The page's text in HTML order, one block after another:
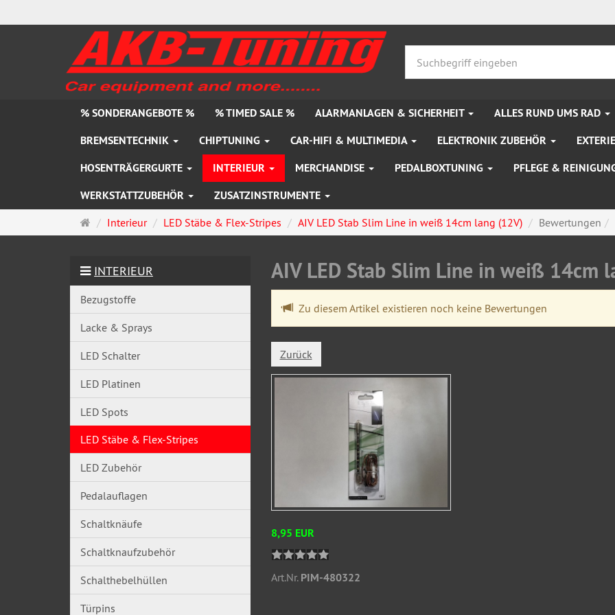
% SONDERANGEBOTE % % TIMED SALE % ALARMANLAGEN & SICHERHEIT
ALLES RUND UMS RAD
BREMSENTECHNIK
CHIPTUNING CAR-HIFI & MULTIMEDIA ELEKTRONIK ZUBEHÖR
HOSENTRÄGERGURTE
INTERIEUR MERCHANDISE PEDALBOXTUNING
PFLEGE &
WERKSTATTZUBEHÖR
ZUSATZINSTRUMENTE
Startseite
Interieur LED Stäbe & Flex-Stripes AIV LED Stab Slim Line in weiß 14cm lang (12V) Bewertungen
AIV LED Stab Slim Line in weiß 14cm
Zu diesem Artikel existieren noch keine Bewertungen
Zurück
8,95 EUR
Art.Nr. PIM-480322
INTERIEUR
Bezugstoffe
Lacke & Sprays
LED Schalter
LED Platinen
LED Spots
LED Stäbe & Flex-Stripes
LED Zubehör
Pedalauflagen
Schaltknäufe
Schaltknaufzubehör
Schalthebelhüllen
Türpins